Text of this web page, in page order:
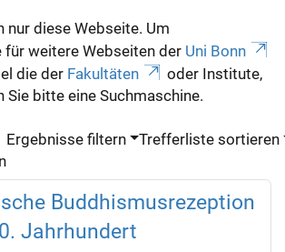
nur diese Webseite. Um
für weitere Webseiten der Uni Bonn
die der Fakultäten
oder Institute,
Sie bitte eine Suchmaschine.
Ergebnisse filtern Trefferliste sortieren
Buddhismusrezeption
Jahrhundert